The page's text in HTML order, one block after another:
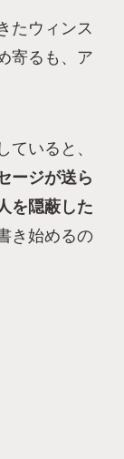
たウィンス
寄るも、ア
ていると、
ージが送ら
を隠蔽した
き始めるの